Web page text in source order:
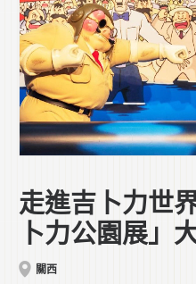
走進吉卜力世
卜力公園展」
關西